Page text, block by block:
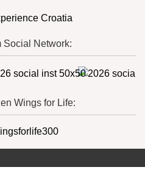
Social Network:
Wings for Life: